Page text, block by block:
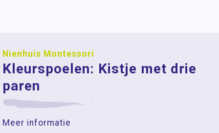
Nienhuis Montessori
Kleurspoelen: Kistje met drie
paren
Meer informatie